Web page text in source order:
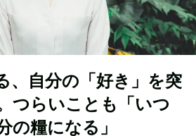
、自分の「好き」を突
つらいことも「いつ
の糧になる」